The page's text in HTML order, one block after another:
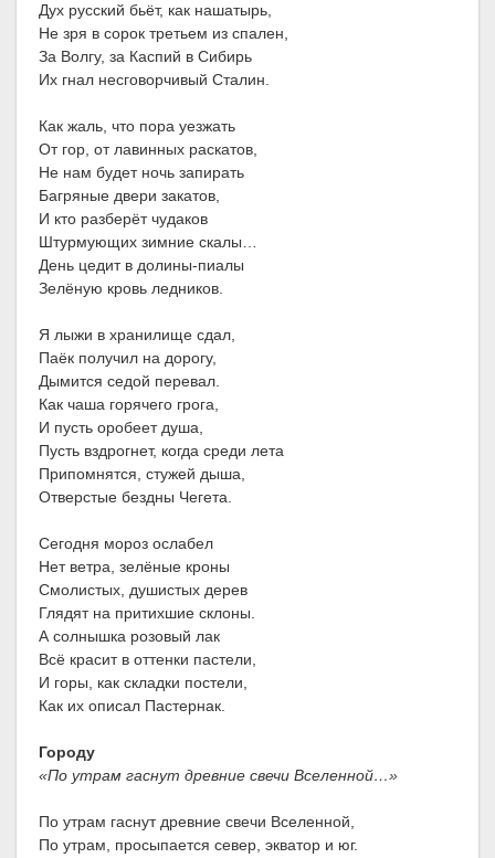
Дух русский бьёт, как нашатырь,
Не зря в сорок третьем из спален,
За Волгу, за Каспий в Сибирь
Их гнал несговорчивый Сталин.
Как жаль, что пора уезжать
От гор, от лавинных раскатов,
Не нам будет ночь запирать
Багряные двери закатов,
И кто разберёт чудаков
Штурмующих зимние скалы…
День цедит в долины-пиалы
Зелёную кровь ледников.
Я лыжи в хранилище сдал,
Паёк получил на дорогу,
Дымится седой перевал.
Как чаша горячего грога,
И пусть оробеет душа,
Пусть вздрогнет, когда среди лета
Припомнятся, стужей дыша,
Отверстые бездны Чегета.
Сегодня мороз ослабел
Нет ветра, зелёные кроны
Смолистых, душистых дерев
Глядят на притихшие склоны.
А солнышка розовый лак
Всё красит в оттенки пастели,
И горы, как складки постели,
Как их описал Пастернак.
Городу
«По утрам гаснут древние свечи Вселенной…»
По утрам гаснут древние свечи Вселенной,
По утрам, просыпается север, экватор и юг.